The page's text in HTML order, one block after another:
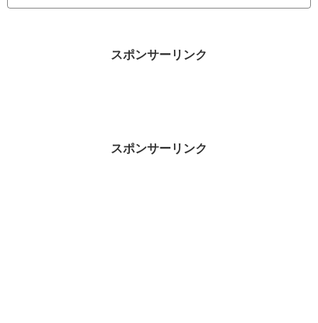
スポンサーリンク
スポンサーリンク